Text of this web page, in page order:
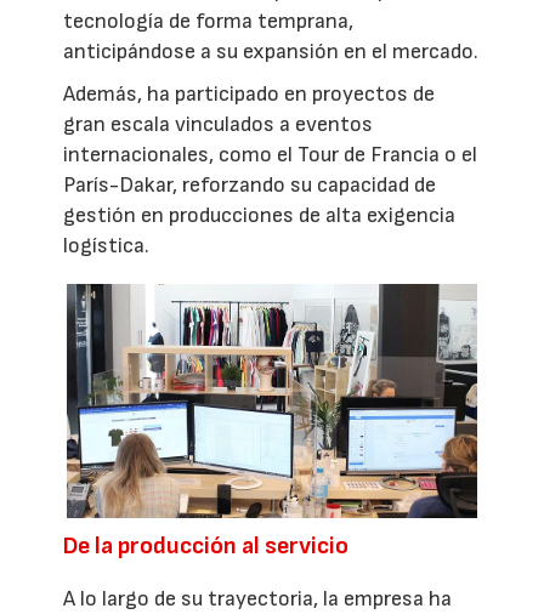
tecnología de forma temprana,
anticipándose a su expansión en el mercado.
Además, ha participado en proyectos de
gran escala vinculados a eventos
internacionales, como el Tour de Francia o el
París-Dakar, reforzando su capacidad de
gestión en producciones de alta exigencia
logística.
De la producción al servicio
A lo largo de su trayectoria, la empresa ha